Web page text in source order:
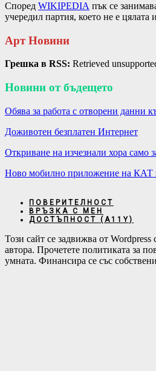
Според WIKIPEDIA пък се
учередил партия, което не е цялата
Арт Новини
Грешка в RSS: Retrieved
Новини от бъдещето
Обява за работа с отворени данни
Доживотен безплатен Интернет
Откриване на изчезнали хора само
Ново мобилно приложение на КАТ
ПОВЕРИТЕЛНОСТ
ВРЪЗКА С МЕН
ДОСТЪПНОСТ (А11Y)
Този сайт се задвижва от
автора. Прочетете политиката за
умната. Финансира се със